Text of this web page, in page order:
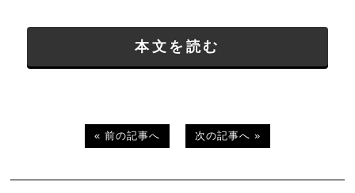
本文を読む
« 前の記事へ 次の記事へ »